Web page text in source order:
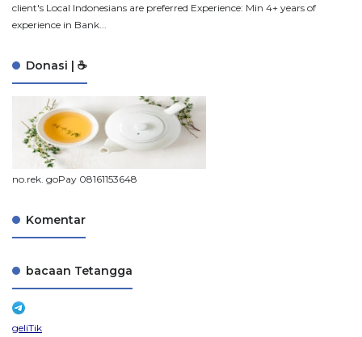
client's Local Indonesians are preferred Experience: Min 4+ years of
experience in Bank...
Donasi | ☕
no.rek. goPay 08161153648
Komentar
bacaan Tetangga
geliTik